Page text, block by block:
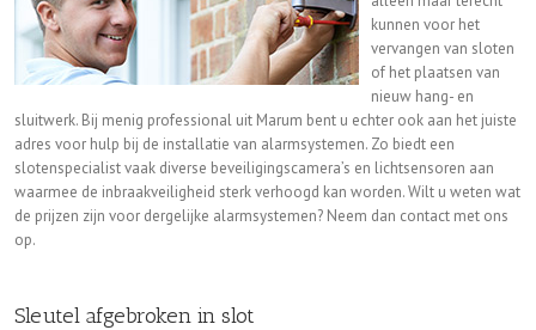
kunnen voor het
vervangen van sloten
of het plaatsen van
nieuw hang- en
sluitwerk. Bij menig professional uit Marum bent u echter ook aan het juiste
adres voor hulp bij de installatie van alarmsystemen. Zo biedt een
slotenspecialist vaak diverse beveiligingscamera’s en lichtsensoren aan
waarmee de inbraakveiligheid sterk verhoogd kan worden. Wilt u weten wat
de prijzen zijn voor dergelijke alarmsystemen? Neem dan contact met ons
op.
Sleutel afgebroken in slot